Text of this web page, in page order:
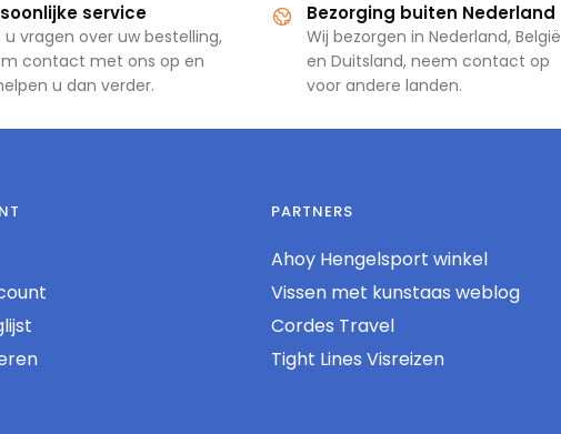
service
u vragen over uw bestelling,
contact met ons op en
u dan verder.
Bezorging buiten Nederland
Wij bezorgen in Nederland, België
en Duitsland, neem contact op
voor andere landen.
PARTNERS
Ahoy Hengelsport winkel
Vissen met kunstaas weblog
Cordes Travel
Tight Lines Visreizen